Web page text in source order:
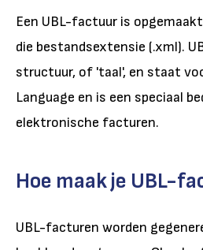
Een UBL-factuur is
die bestandsextensie (.xml).
structuur, of 'taal', en staat
Language en is een speciaal
elektronische facturen.
Hoe maak je UBL-
UBL-facturen worden